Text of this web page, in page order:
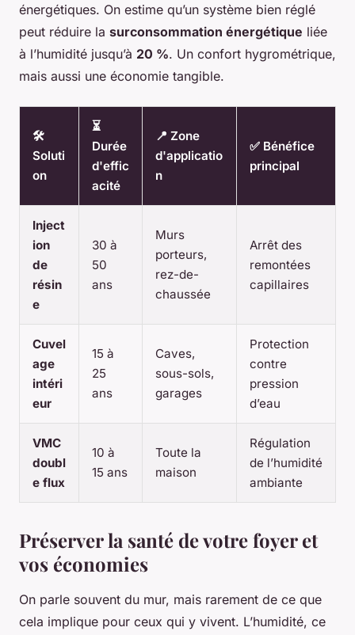
énergétiques. On estime qu’un système bien réglé
peut réduire la surconsommation énergétique liée
à l’humidité jusqu’à 20 %. Un confort hygrométrique,
mais aussi une économie tangible.
🛠️
Soluti
on
⏳
Durée
d'effic
acité
📍 Zone
d'applicatio
n
✅ Bénéfice
principal
Inject
ion
de
résin
e
30 à
50
ans
Murs
porteurs,
rez-de-
chaussée
Arrêt des
remontées
capillaires
Cuvel
age
intéri
eur
15 à
25
ans
Caves,
sous-sols,
garages
Protection
contre
pression
d’eau
VMC
doubl
e flux
10 à
15 ans
Toute la
maison
Régulation
de l’humidité
ambiante
Préserver la santé de votre foyer et
vos économies
On parle souvent du mur, mais rarement de ce que
cela implique pour ceux qui y vivent. L’humidité, ce